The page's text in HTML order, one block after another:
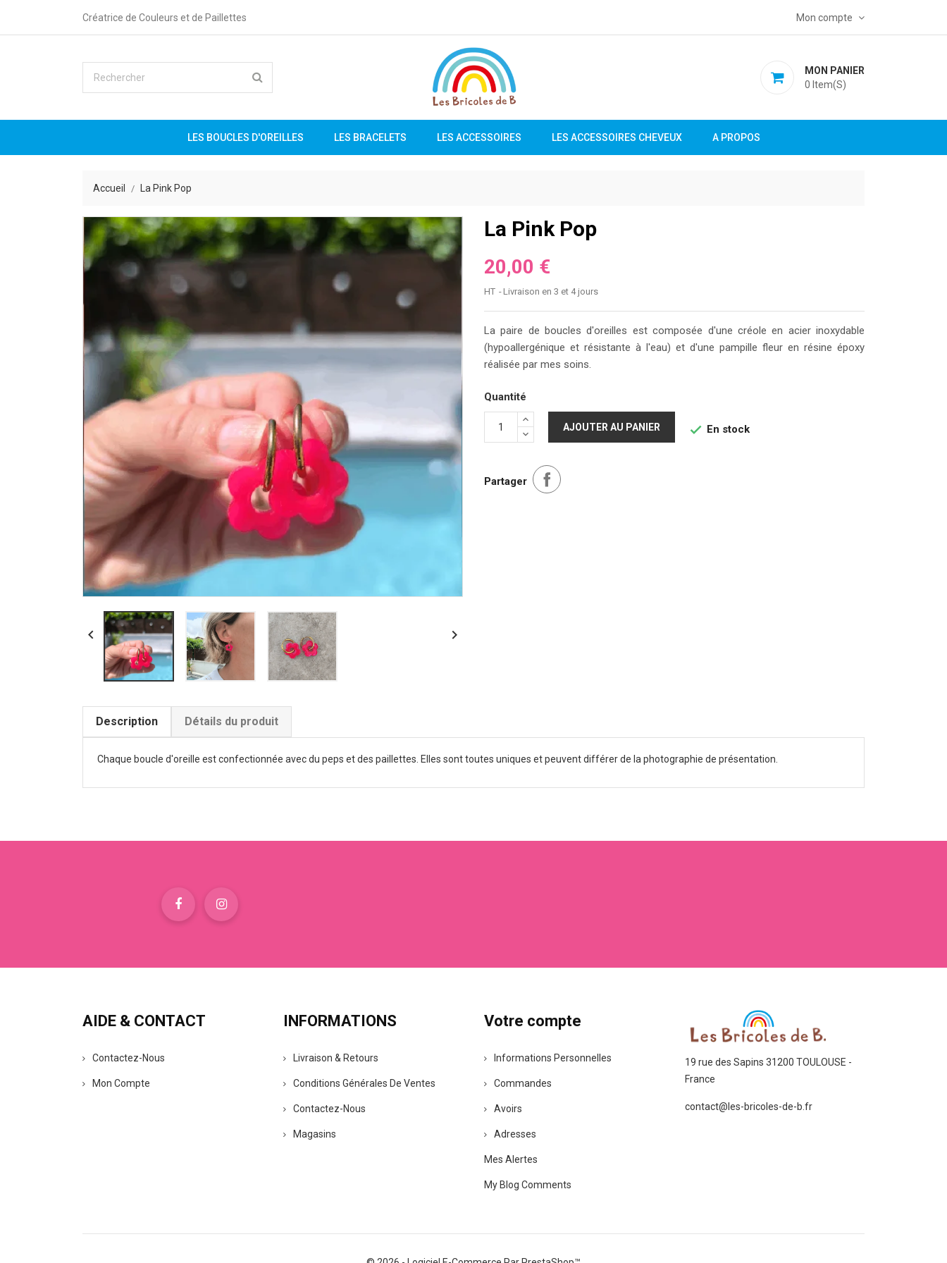
Créatrice de Couleurs et de Paillettes Mon compte
MON PANIER
0 Item(s)
LES BOUCLES D'OREILLES LES BRACELETS LES ACCESSOIRES LES ACCESSOIRES CHEVEUX A PROPOS
Accueil La Pink Pop
 
La Pink Pop
20,00 €
HT Livraison en 3 et 4 jours
La paire de boucles d'oreilles est composée d'une créole en acier inoxydable
(hypoallergénique et résistante à l'eau) et d'une pampille fleur en résine époxy
réalisée par mes soins.
Quantité
AJOUTER AU PANIER  En stock
Partager
Description Détails du produit
Chaque boucle d'oreille est confectionnée avec du peps et des paillettes. Elles sont toutes uniques et peuvent différer de la photographie de présentation.
AIDE & CONTACT
Contactez-Nous
Mon Compte
INFORMATIONS
Livraison & Retours
Conditions Générales De Ventes
Contactez-Nous
Magasins
Votre compte
Informations Personnelles
Commandes
Avoirs
Adresses
Mes Alertes
My Blog Comments
19 rue des Sapins 31200 TOULOUSE -
France
contact@les-bricoles-de-b.fr